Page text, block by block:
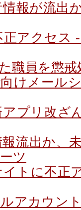
報が流出
アクセス
職員を懲
けメール
プリ改ざ
流出か、
ツ
トに不正
アカウン